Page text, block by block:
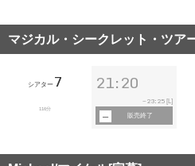
マジカル・シークレット・ツア
シアター 7
116分
21:20
~ 23:25 [L]
販売終了